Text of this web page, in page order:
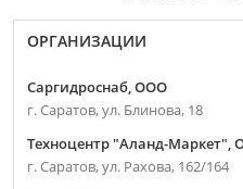
ОРГАНИЗАЦИИ
Саргидроснаб, ООО
г. Саратов, ул. Блинова, 18
Техноцентр "Аланд-Маркет",
г. Саратов, ул. Рахова, 162/164